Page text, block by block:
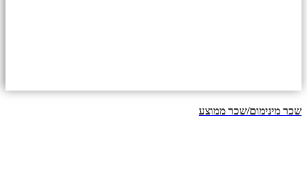
שכר מינימום/שכר ממוצע